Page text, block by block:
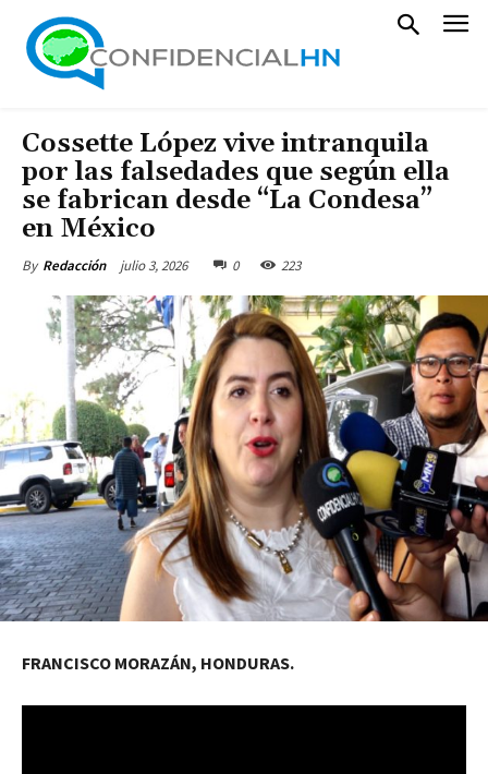
Cossette López vive intranquila
por las falsedades que según ella
se fabrican desde “La Condesa”
en México
By Redacción julio 3, 2026 0 223
FRANCISCO MORAZÁN, HONDURAS.